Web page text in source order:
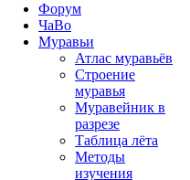
Форум
ЧаВо
Муравьи
Атлас муравьёв
Строение
муравья
Муравейник в
разрезе
Таблица лёта
Методы
изучения